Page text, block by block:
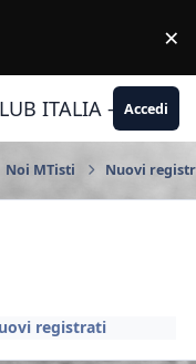
×
ITALIA -Accedi
Noi MTisti Nuovi
registrati